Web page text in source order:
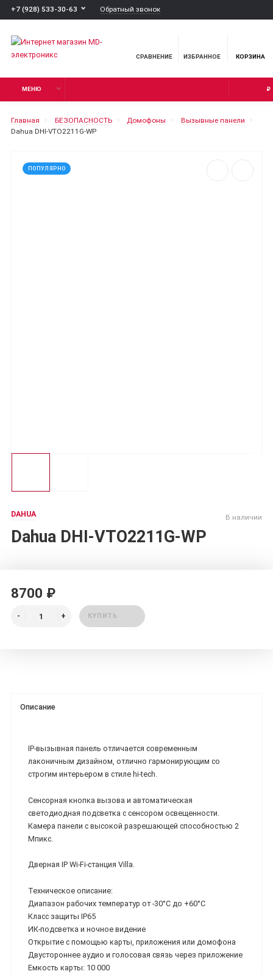
+7 (928) 533-30-63 Обратный звонок
СРАВНЕНИЕ ИЗБРАННОЕ КОРЗИНА
МЕНЮ ₽
Главная БЕЗОПАСНОСТЬ Домофоны
Вызывные панели
Dahua DHI-VTO2211G-WP
ПОПУЛЯРНО
DAHUA
Dahua DHI-VTO2211G-WP
В наличии
8700 ₽
КУПИТЬ
Описание
IP-вызывная панель отличается современным
лаконичным дизайном, отлично гармонирующим со
строгим интерьером в стиле hi-tech.
Сенсорная кнопка вызова и автоматическая
светодиодная подсветка с сенсором освещенности.
Камера панели с высокой разрешающей способностью 2
Мпикс.
Дверная IP Wi-Fi-станция Villa.
Техническое описание:
Диапазон рабочих температур от -30°C до +60°C
Класс защиты IP65
ИК-подсветка и ночное видение
Открытие с помощью карты, приложения или домофона
Двустороннее аудио и голосовая связь через приложение
Емкость карты: 10 000